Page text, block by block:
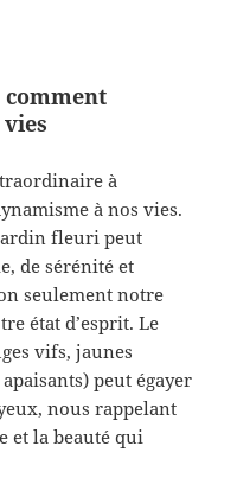
comment
à
à nos vies.
fleuri peut
de sérénité et
seulement notre
état d’esprit. Le
vifs, jaunes
peut égayer
nous rappelant
et la beauté qui